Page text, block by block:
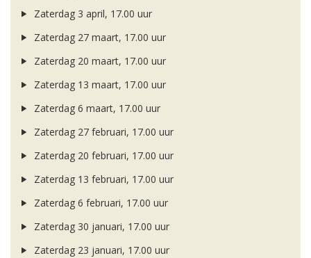
Zaterdag 3 april, 17.00 uur
Zaterdag 27 maart, 17.00 uur
Zaterdag 20 maart, 17.00 uur
Zaterdag 13 maart, 17.00 uur
Zaterdag 6 maart, 17.00 uur
Zaterdag 27 februari, 17.00 uur
Zaterdag 20 februari, 17.00 uur
Zaterdag 13 februari, 17.00 uur
Zaterdag 6 februari, 17.00 uur
Zaterdag 30 januari, 17.00 uur
Zaterdag 23 januari, 17.00 uur